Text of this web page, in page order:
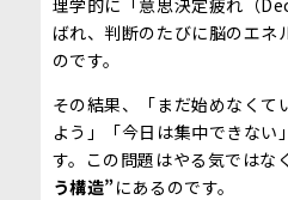
ばれ、判断のたびに脳のエネ
のです。
その結果、「まだ始めなくて
よう」「今日は集中できない
す。この問題はやる気ではなく
う構造”にあるのです。